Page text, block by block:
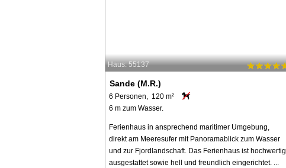
Haus: 55137
Sande (M.R.)
6 Personen, 120 m²
6 m zum Wasser.
Ferienhaus in ansprechend maritimer Umgebung,
direkt am Meeresufer mit Panoramablick zum Wasser
und zur Fjordlandschaft. Das Ferienhaus ist hochwertig
ausgestattet sowie hell und freundlich eingerichtet. ...